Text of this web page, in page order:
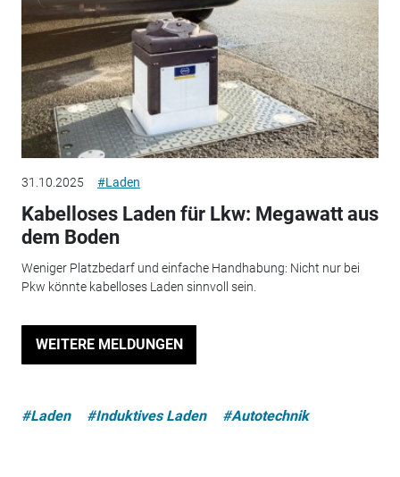
31.10.2025 #Laden
Kabelloses Laden für Lkw: Megawatt aus
dem Boden
Weniger Platzbedarf und einfache Handhabung: Nicht nur bei
Pkw könnte kabelloses Laden sinnvoll sein.
WEITERE MELDUNGEN
#Laden #Induktives Laden #Autotechnik